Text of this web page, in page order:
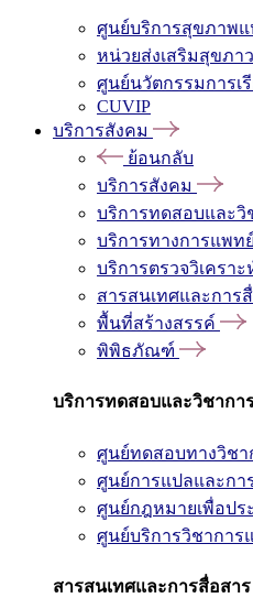
ศูนย์บริการสุขภาพแ
หน่วยส่งเสริมสุขภา
ศูนย์นวัตกรรมการเรี
CUVIP
บริการสังคม
ย้อนกลับ
บริการสังคม
บริการทดสอบและวิ
บริการทางการแพทย์
บริการตรวจวิเครา
สารสนเทศและการ
พื้นที่สร้างสรรค์
พิพิธภัณฑ์
บริการทดสอบและวิชากา
ศูนย์ทดสอบทางวิชา
ศูนย์การแปลและกา
ศูนย์กฎหมายเพื่อปร
ศูนย์บริการวิชากา
สารสนเทศและการสื่อสาร